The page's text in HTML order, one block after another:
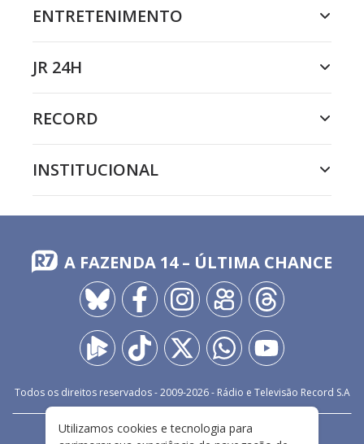
ENTRETENIMENTO
JR 24H
RECORD
INSTITUCIONAL
A FAZENDA 14 – ÚLTIMA CHANCE
Todos os direitos reservados - 2009-2026- Rádio e Televisão Record S.A
FALE CONOSCO PRIVACIDADE
Utilizamos cookies e tecnologia para